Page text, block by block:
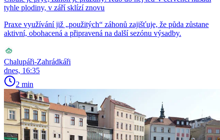
tyhle plodiny, v září sklízí znovu
Praxe využívání již „použitých“ záhonů zajišťuje, že půda zůstane
aktivní, obohacená a připravená na další sezónu výsadby.
Chalupáři-Zahrádkáři
dnes, 16:35
2 min